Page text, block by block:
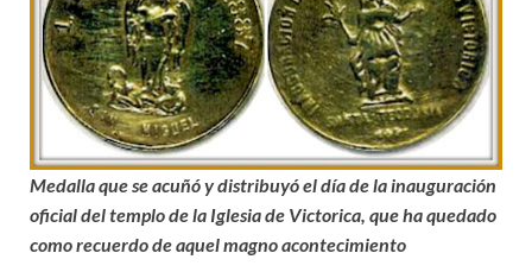
Medalla que se acuñó y distribuyó el día de la inauguración
oficial del templo de la Iglesia de Victorica, que ha quedado
como recuerdo de aquel magno acontecimiento